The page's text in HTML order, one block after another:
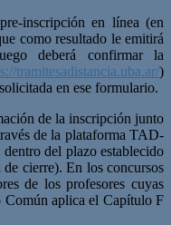
inscripción en línea (en
como resultado le emitirá
deberá confirmar la
tramitesadistancia.uba.ar/)
en ese formulario.
de la inscripción junto
de la plataforma TAD-
del plazo establecido
cierre). En los concursos
de los profesores cuyas
Común aplica el Capítulo F